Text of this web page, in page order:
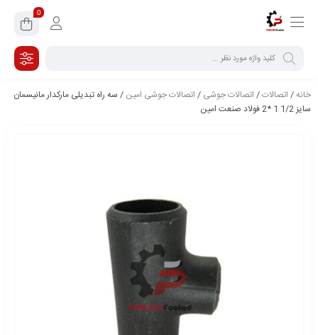
0
خانه/ اتصالات/ اتصالات جوشی / اتصالات جوشی امین / سه راه تبدیلی مارکدار مانیسمان
سایز 1/2 1 *2 فولاد صنعت امین